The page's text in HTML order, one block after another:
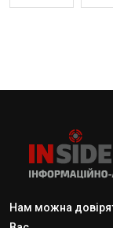
Нам можна